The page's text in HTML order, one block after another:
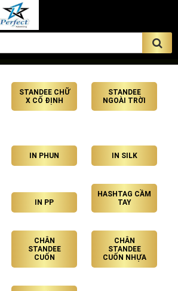
STANDEE CHỮ
X CỐ ĐỊNH
STANDEE
NGOÀI TRỜI
IN PHUN IN SILK
IN PP
HASHTAG CẦM
TAY
CHÂN
STANDEE
CUỐN
CHÂN
STANDEE
CUỐN NHỰA